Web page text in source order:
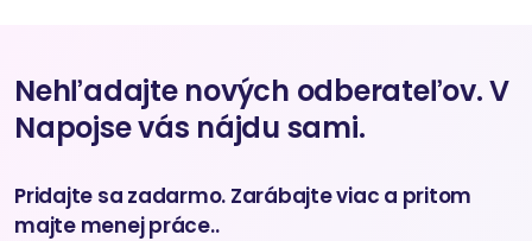
Nehľadajte nových odberateľov. V
Napojse vás nájdu sami.
Pridajte sa zadarmo. Zarábajte viac a pritom
majte menej práce..